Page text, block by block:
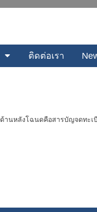
ติดต่อเรา
านหลังโฉนดคือสารบัญจดทะ